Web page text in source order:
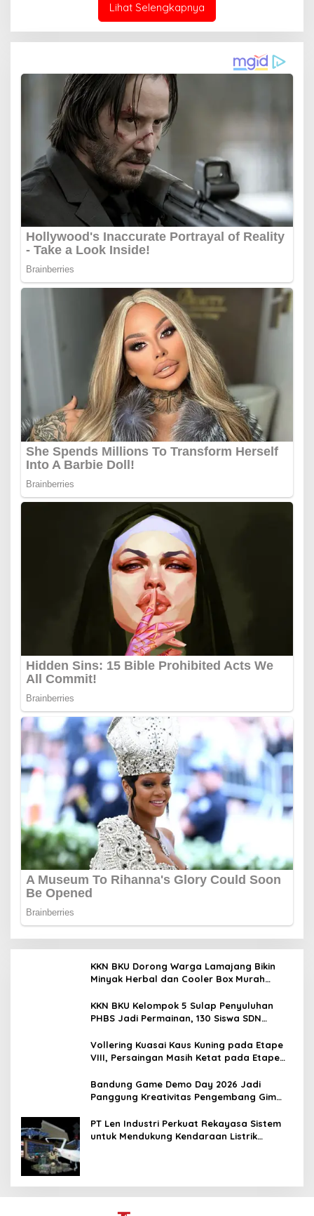
Lihat Selengkapnya
KKN BKU Dorong Warga Lamajang Bikin
Minyak Herbal dan Cooler Box Murah
KKN BKU Kelompok 5 Sulap Penyuluhan
PHBS Jadi Permainan, 130 Siswa SDN
Vollering Kuasai Kaus Kuning pada Etape
VIII, Persaingan Masih Ketat pada Etape
Bandung Game Demo Day 2026 Jadi
Panggung Kreativitas Pengembang Gim
PT Len Industri Perkuat Rekayasa Sistem
untuk Mendukung Kendaraan Listrik